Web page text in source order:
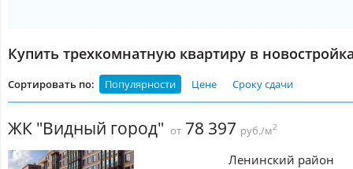
Купить трехкомнатную квартиру в
Сортировать по: Популярности Цене Сроку сдачи
ЖК "Видный город" от 78 397 руб./м2
Ленинский район